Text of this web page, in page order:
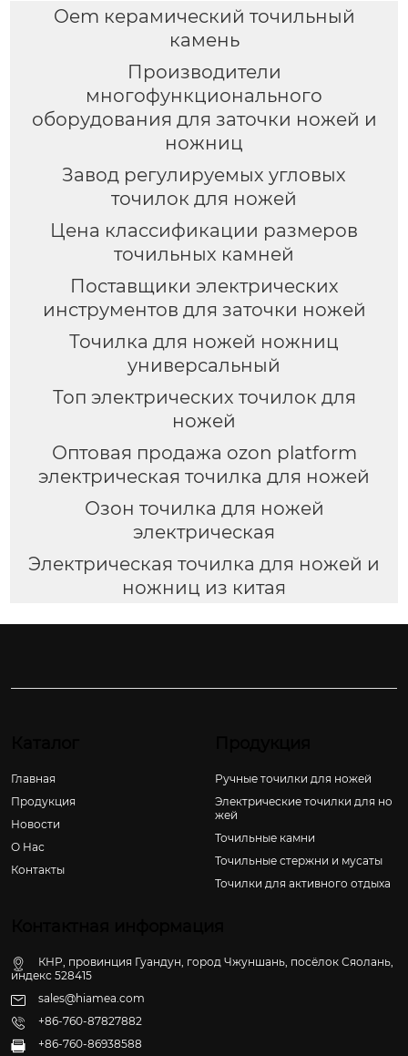
Oem керамический точильный
камень
Производители
многофункционального
оборудования для заточки ножей и
ножниц
Завод регулируемых угловых
точилок для ножей
Цена классификации размеров
точильных камней
Поставщики электрических
инструментов для заточки ножей
Точилка для ножей ножниц
универсальный
Топ электрических точилок для
ножей
Оптовая продажа ozon platform
электрическая точилка для ножей
Озон точилка для ножей
электрическая
Электрическая точилка для ножей и
ножниц из китая
Главная
Продукция
Новости
О Hас
Контакты
Ручные точилки для ножей
Электрические точилки для но
жей
Точильные камни
Точильные стержни и мусаты
Точилки для активного отдыха
КНР, провинция Гуандун, город Чжуншань, посёлок Сяолань,
индекс 528415
sales@hiamea.com
+86-760-87827882
 +86-760-86938588